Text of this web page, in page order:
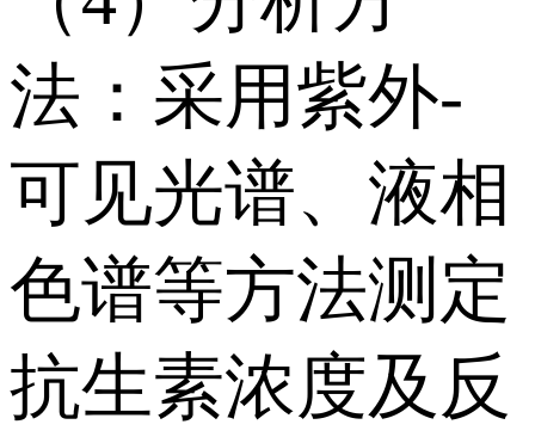
法：采用紫外-
可见光谱、液相
色谱等方法测定
抗生素浓度及反